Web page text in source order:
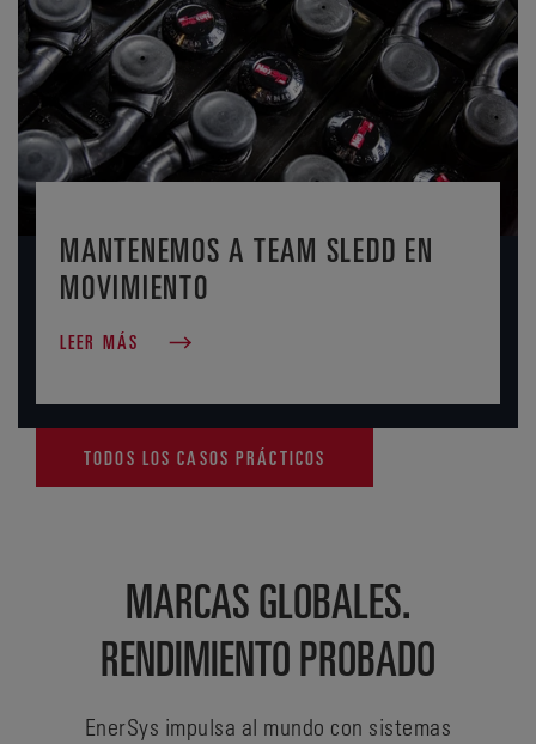
MANTENEMOS A TEAM SLEDD EN
MOVIMIENTO
LEER MÁS
TODOS LOS CASOS PRÁCTICOS
MARCAS GLOBALES.
RENDIMIENTO PROBADO
EnerSys impulsa al mundo con sistemas